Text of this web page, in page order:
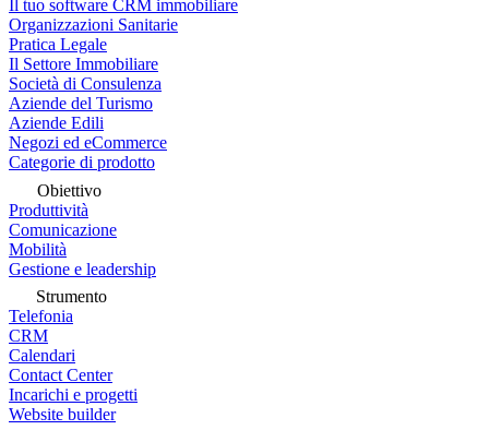
Il tuo software CRM immobiliare
Organizzazioni Sanitarie
Pratica Legale
Il Settore Immobiliare
Società di Consulenza
Aziende del Turismo
Aziende Edili
Negozi ed eCommerce
Categorie di prodotto
Obiettivo
Produttività
Comunicazione
Mobilità
Gestione e leadership
Strumento
Telefonia
CRM
Calendari
Contact Center
Incarichi e progetti
Website builder